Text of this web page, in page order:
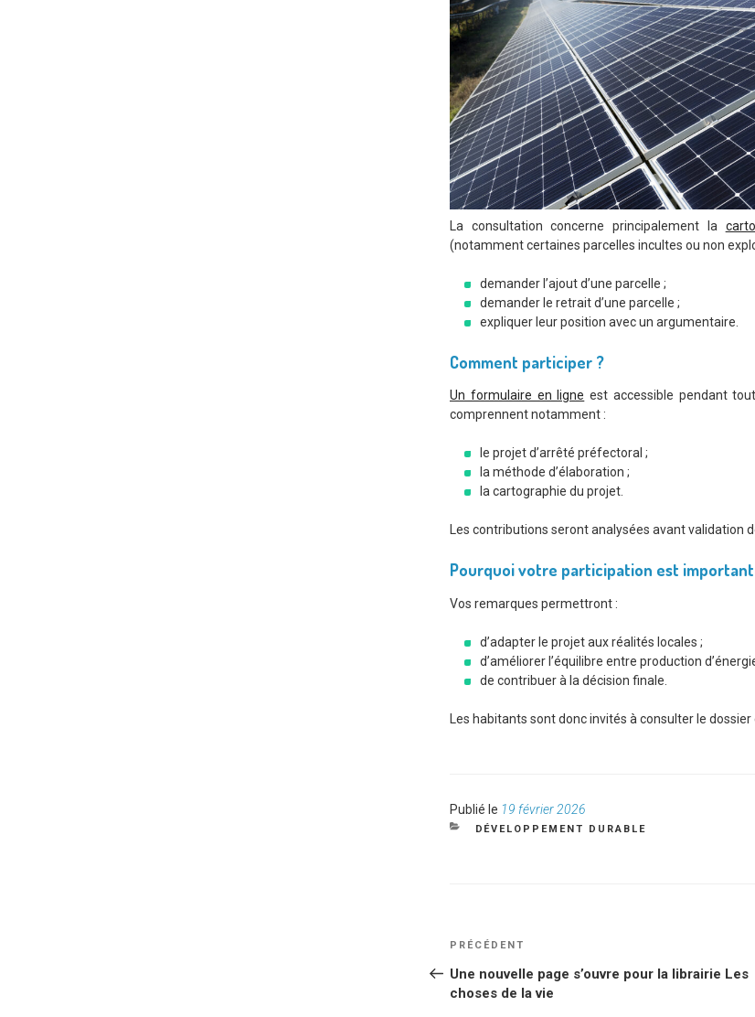
La consultation concerne principalement la
(notamment certaines parcelles incultes ou non
demander l’ajout d’une parcelle ;
demander le retrait d’une parcelle ;
expliquer leur position avec un argumentaire.
Comment participer ?
Un formulaire en ligne est accessible pendant
comprennent notamment :
le projet d’arrêté préfectoral ;
la méthode d’élaboration ;
la cartographie du projet.
Les contributions seront analysées avant validation
Pourquoi votre participation est
Vos remarques permettront :
d’adapter le projet aux réalités locales ;
d’améliorer l’équilibre entre production
de contribuer à la décision finale.
Les habitants sont donc invités à consulter le
Publié le Publié
le
19 février 2026
CATÉGORIES
DÉVELOPPEMENT DURABLE
NAVIGATION
DE
L’ARTICLE
Article
PRÉCÉDENT
Une nouvelle page s’ouvre pour la librairie Les
choses de la vie